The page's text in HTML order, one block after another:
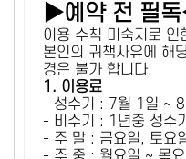
▶예약 전 필
이용 수칙 미숙지로 인
본인의 귀책사유에 해
경은 불가 합니다.
1. 이용료
- 성수기 : 7월 1일 ~
- 비수기 : 1년중 성수
- 주 말 : 금요일, 토요